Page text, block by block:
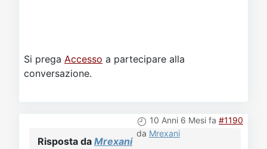
Si prega Accesso a partecipare alla
conversazione.
10 Anni 6 Mesi fa #1190
da Mrexani
Risposta da Mrexani